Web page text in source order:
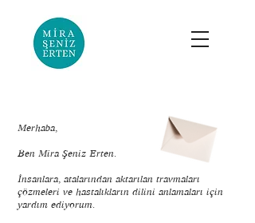
Merhaba,
Ben Mira Şeniz Erten.
İnsanlara, atalarından aktarılan travmaları
çözmeleri ve hastalıkların dilini anlamaları için
yardım ediyorum.